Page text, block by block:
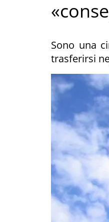
Sono una
trasferirsi